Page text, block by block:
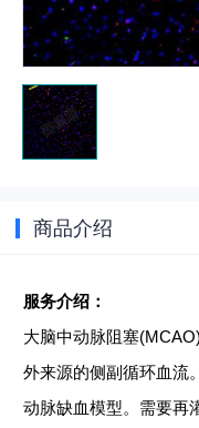
商品介绍
服务介绍：
大脑中动脉阻塞
外来源的侧副循环血流
动脉缺血模型。需要再